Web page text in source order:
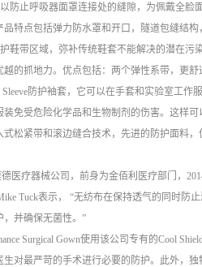
防止呼吸器面罩连接处的缝隙，为佩戴全脸
特点包括弹力防水罩和开口，隧道包缝结
带区域，弥补传统鞋套不能解决的潜在污
的抓地力。优点包括：两个弹性系带，更
防护袖套，它可以在手套和实验室工作
免受危险化学品和生物制剂的伤害。这样
松紧带和滚边缝合技术，先进的防护面料
医疗器械公司，前身为金佰利医疗部门，
Tuck表示， “无纺布在保持透气的同时防
并确保无菌性。”
Surgical Gown使用该公司专有的Cool
对最严苛的手术进行必要的防护。此外，